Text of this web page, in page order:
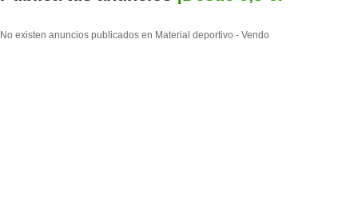
No existen anuncios publicados en Material deportivo - Vendo